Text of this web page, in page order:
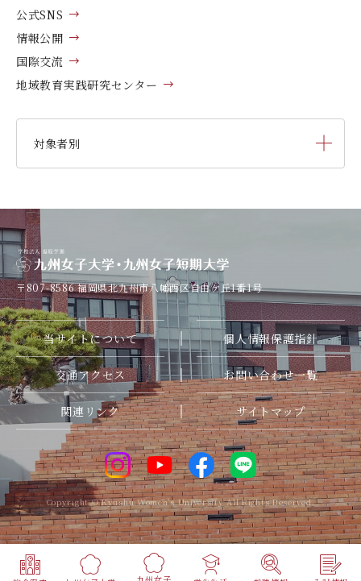
九州女子
公式SNS
情報公開
国際交流
地域教育実践研究センター
対象者別
在学生の方へ
卒業生の方へ
保護者の方へ
企業・一般の方へ
教職員の方へ
〒807-8586福岡県北九州市八幡西区自由ケ丘1番1号
当サイトについて 個人情報保護指針
交通アクセス お問い合わせ一覧
関連リンク サイトマップ
Copyright © Kyushu Women's University All Rights Reserved.